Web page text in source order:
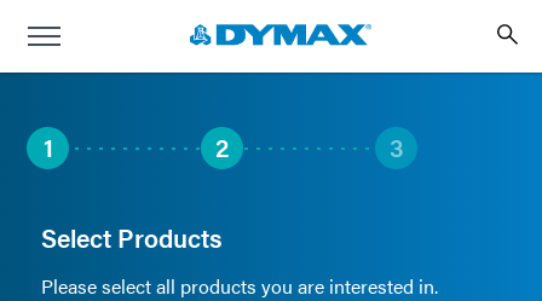
1 2 3
Select Products
Please select all products you are interested in.